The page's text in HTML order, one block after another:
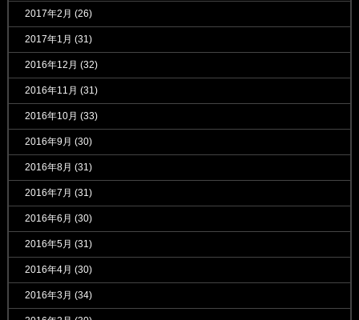
2017年2月 (26)
2017年1月 (31)
2016年12月 (32)
2016年11月 (31)
2016年10月 (33)
2016年9月 (30)
2016年8月 (31)
2016年7月 (31)
2016年6月 (30)
2016年5月 (31)
2016年4月 (30)
2016年3月 (34)